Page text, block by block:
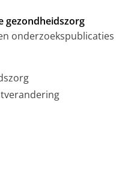
gezondheidszorg
onderzoekspublicaties